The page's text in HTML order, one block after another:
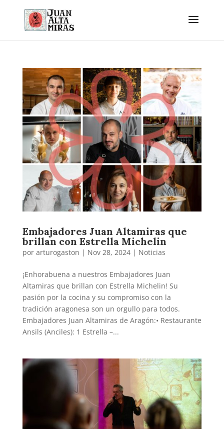
Embajadores Juan Altamiras que
brillan con Estrella Michelin
por arturogaston | Nov 28, 2024| Noticias
¡Enhorabuena a nuestros Embajadores Juan
Altamiras que brillan con Estrella Michelin! Su
pasión por la cocina y su compromiso con la
tradición aragonesa son un orgullo para todos.
Embajadores Juan Altamiras de Aragón:• Restaurante
Ansils (Anciles): 1 Estrella –...